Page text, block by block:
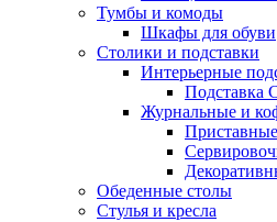
Тумбы и комоды
Шкафы для обуви
Столики и подставки
Интерьерные
Подставка
Журнальные и
Обеденные столы
Стулья и кресла